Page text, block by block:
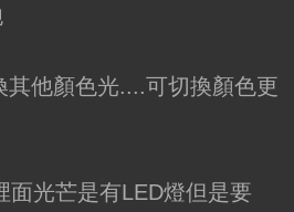
其他顏色光....可切換顏色更
面光芒是有LED燈但是要